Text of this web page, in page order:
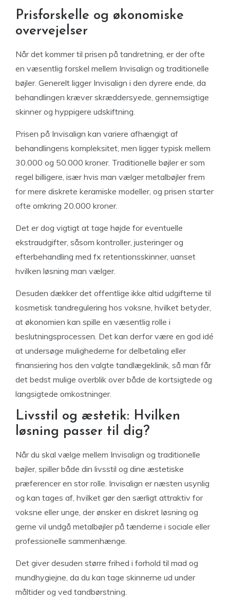
Prisforskelle og økonomiske
overvejelser
Når det kommer til prisen på tandretning, er der ofte
en væsentlig forskel mellem Invisalign og traditionelle
bøjler. Generelt ligger Invisalign i den dyrere ende, da
behandlingen kræver skræddersyede, gennemsigtige
skinner og hyppigere udskiftning.
Prisen på Invisalign kan variere afhængigt af
behandlingens kompleksitet, men ligger typisk mellem
30.000 og 50.000 kroner. Traditionelle bøjler er som
regel billigere, især hvis man vælger metalbøjler frem
for mere diskrete keramiske modeller, og prisen starter
ofte omkring 20.000 kroner.
Det er dog vigtigt at tage højde for eventuelle
ekstraudgifter, såsom kontroller, justeringer og
efterbehandling med fx retentionsskinner, uanset
hvilken løsning man vælger.
Desuden dækker det offentlige ikke altid udgifterne til
kosmetisk tandregulering hos voksne, hvilket betyder,
at økonomien kan spille en væsentlig rolle i
beslutningsprocessen. Det kan derfor være en god idé
at undersøge mulighederne for delbetaling eller
finansiering hos den valgte tandlægeklinik, så man får
det bedst mulige overblik over både de kortsigtede og
langsigtede omkostninger.
Livsstil og æstetik: Hvilken
løsning passer til dig?
Når du skal vælge mellem Invisalign og traditionelle
bøjler, spiller både din livsstil og dine æstetiske
præferencer en stor rolle. Invisalign er næsten usynlig
og kan tages af, hvilket gør den særligt attraktiv for
voksne eller unge, der ønsker en diskret løsning og
gerne vil undgå metalbøjler på tænderne i sociale eller
professionelle sammenhænge.
Det giver desuden større frihed i forhold til mad og
mundhygiejne, da du kan tage skinnerne ud under
måltider og ved tandbørstning.